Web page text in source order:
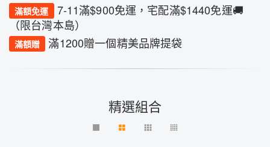
滿額免運
7-11滿$900免運，宅配滿$1440免運🚚
（限台灣本島）
滿額贈 滿1200贈一個精美品牌提袋
精選組合